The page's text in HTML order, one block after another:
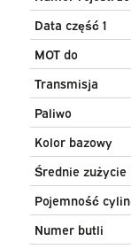
Data część 1
MOT do
Transmisja
Paliwo
Kolor bazowy
Średnie zużycie
Pojemność
Numer butli